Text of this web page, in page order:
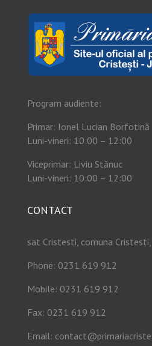
Program audiente:
Primar: Ionel Lucian Borfotină
Luni-vineri: 10:00 – 12:00
Viceprimar: Liviu Stănuc
Luni-vineri: 10:00 – 12:00
CONTACT
sat Cristesti, comuna
Phone: 0231 619 912
Mobile: 0231 619 912
Fax: 0231 619 912
Email: